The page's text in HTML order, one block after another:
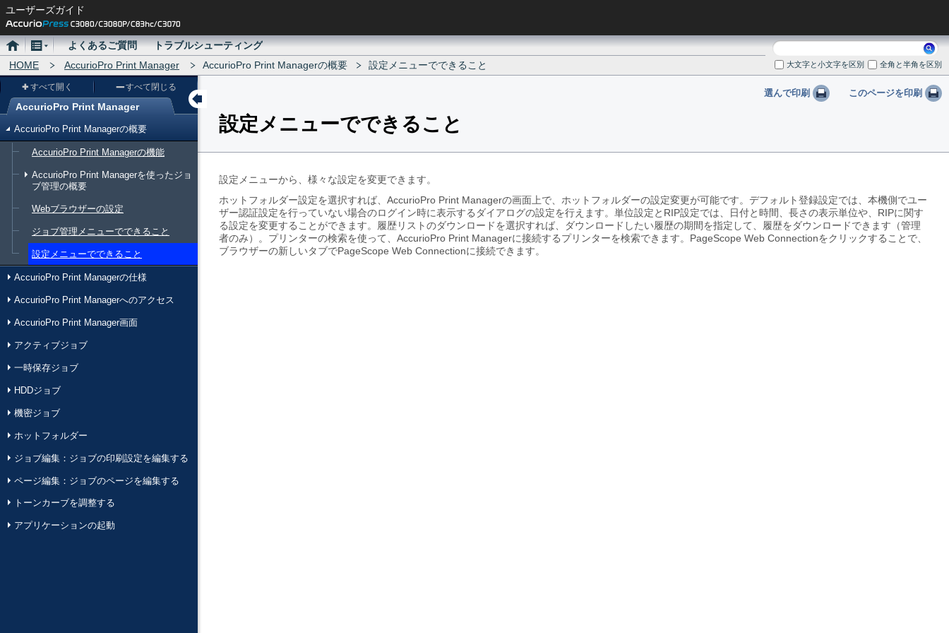
ユーザーズガイド
ホ
ー
メ
ニ
ュ
ー
よくあるご質問
トラブルシューティング
HOME
AccurioPro Print Manager AccurioPro Print Managerの概要 設定メニューでできること
索:大文字と小文字を区別 全角と半角を区別
ニ
AccurioPro Print Manager
すべて開く すべて閉じる
AccurioPro Print Managerの概要
AccurioPro Print Managerの機能
AccurioPro Print Managerを使ったジョ
ブ管理の概要
Webブラウザーの設定
ジョブ管理メニューでできること
設定メニューでできること
AccurioPro Print Managerの仕様
AccurioPro Print Managerへのアクセス
AccurioPro Print Manager画面
アクティブジョブ
一時保存ジョブ
HDDジョブ
機密ジョブ
ホットフォルダー
ジョブ編集：ジョブの印刷設定を編集する
ページ編集：ジョブのページを編集する
トーンカーブを調整する
アプリケーションの起動
選んで印刷 このページを印刷
設定メニューでできること
設定メニューから、様々な設定を変更できます。
ホットフォルダー設定を選択すれば、AccurioPro Print Managerの画面上で、ホットフォルダーの設定変更が可能です。デフォルト登録設定では、本機側でユー
ザー認証設定を行っていない場合のログイン時に表示するダイアログの設定を行えます。単位設定とRIP設定では、日付と時間、長さの表示単位や、RIPに関す
る設定を変更することができます。履歴リストのダウンロードを選択すれば、ダウンロードしたい履歴の期間を指定して、履歴をダウンロードできます（管理
者のみ）。プリンターの検索を使って、AccurioPro Print Managerに接続するプリンターを検索できます。PageScope Web Connectionをクリックすることで、
ブラウザーの新しいタブでPageScope Web Connectionに接続できます。